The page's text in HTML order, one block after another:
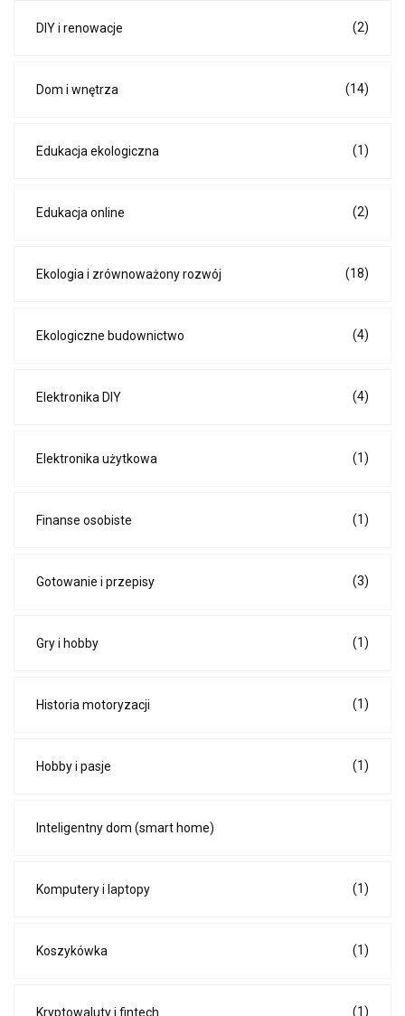
DIY i renowacje (2)
Dom i wnętrza (14)
Edukacja ekologiczna (1)
Edukacja online (2)
Ekologia i zrównoważony rozwój (18)
Ekologiczne budownictwo (4)
Elektronika DIY (4)
Elektronika użytkowa (1)
Finanse osobiste (1)
Gotowanie i przepisy (3)
Gry i hobby (1)
Historia motoryzacji (1)
Hobby i pasje (1)
Inteligentny dom (smart home)
Komputery i laptopy (1)
Koszykówka (1)
Kryptowaluty i fintech (1)